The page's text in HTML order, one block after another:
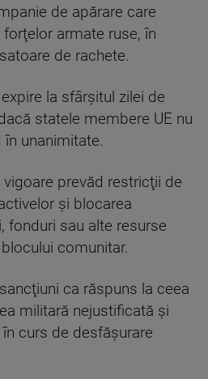
de apărare care
armate ruse, în
de rachete.
la sfârşitul zilei de
statele membere UE nu
în unanimitate.
prevăd restricţii de
şi blocarea
fonduri sau alte resurse
comunitar.
ca răspuns la ceea
militară nejustificată şi
curs de desfăşurare